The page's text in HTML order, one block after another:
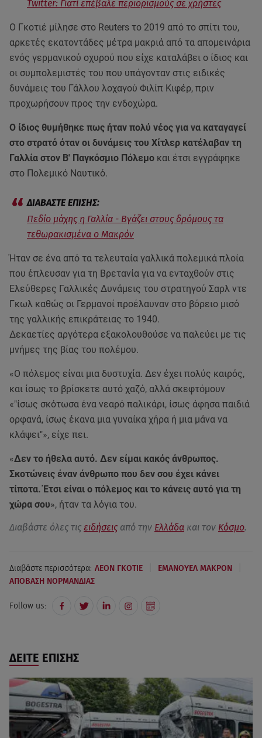
Twitter: Γιατί επέβαλε περιορισμούς σε χρήστες
Ο Γκοτιέ μίλησε στο Reuters το 2019 από το σπίτι του,
αρκετές εκατοντάδες μέτρα μακριά από τα απομεινάρια
ενός γερμανικού οχυρού που είχε καταλάβει ο ίδιος και
οι συμπολεμιστές του που υπάγονταν στις ειδικές
δυνάμεις του Γάλλου λοχαγού Φιλίπ Κιφέρ, πριν
προχωρήσουν προς την ενδοχώρα.
Ο ίδιος θυμήθηκε πως ήταν πολύ νέος για να καταγαγεί
στο στρατό όταν οι δυνάμεις του Χίτλερ κατέλαβαν τη
Γαλλία στον Β' Παγκόσμιο Πόλεμο και έτσι εγγράφηκε
στο Πολεμικό Ναυτικό.
​​​​​​Πεδίο μάχης η Γαλλία - Βγάζει στους δρόμους τα
τεθωρακισμένα ο Μακρόν
Ήταν σε ένα από τα τελευταία γαλλικά πολεμικά πλοία
που έπλευσαν για τη Βρετανία για να ενταχθούν στις
Ελεύθερες Γαλλικές Δυνάμεις του στρατηγού Σαρλ ντε
Γκωλ καθώς οι Γερμανοί προέλαυναν στο βόρειο μισό
της γαλλικής επικράτειας το 1940.
Δεκαετίες αργότερα εξακολουθούσε να παλεύει με τις
μνήμες της βίας του πολέμου.
«Ο πόλεμος είναι μια δυστυχία. Δεν έχει πολύς καιρός,
και ίσως το βρίσκετε αυτό χαζό, αλλά σκεφτόμουν
«"ίσως σκότωσα ένα νεαρό παλικάρι, ίσως άφησα παιδιά
ορφανά, ίσως έκανα μια γυναίκα χήρα ή μια μάνα να
κλάψει"», είχε πει.
«Δεν το ήθελα αυτό. Δεν είμαι κακός άνθρωπος.
Σκοτώνεις έναν άνθρωπο που δεν σου έχει κάνει
τίποτα. Έτσι είναι ο πόλεμος και το κάνεις αυτό για τη
χώρα σου», ήταν τα λόγια του.
Διαβάστε όλες τις ειδήσεις από την Ελλάδα και τον Κόσμο.
Διαβάστε περισσότερα: ΛΕΟΝ ΓΚΟΤΙΕ ΕΜΑΝΟΥΕΛ ΜΑΚΡΟΝ
ΑΠΟΒΑΣΗ ΝΟΡΜΑΝΔΙΑΣ
Follow us:
ΔΕΙΤΕ ΕΠΙΣΗΣ